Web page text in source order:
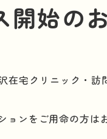
開始の
在宅クリニック・
ョンをご用命の方は